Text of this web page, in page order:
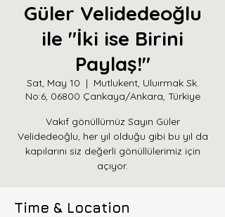
Güler Velidedeoğlu
ile "İki ise Birini
Paylaş!"
Sat, May 10
  |
Mutlukent, Uluırmak Sk.
No:6, 06800 Çankaya/Ankara, Türkiye
Vakıf gönüllümüz Sayın Güler
Velidedeoğlu, her yıl olduğu gibi bu yıl da
kapılarını siz değerli gönüllülerimiz için
açıyor.
Time & Location